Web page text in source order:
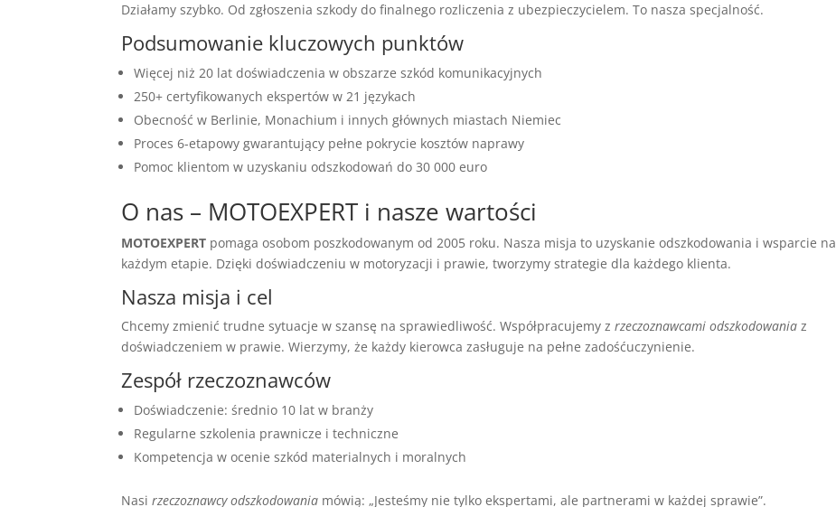
Działamy szybko. Od zgłoszenia szkody do finalnego rozliczenia z ubezpieczycielem. To nasza specjalność.
Podsumowanie kluczowych punktów
Więcej niż 20 lat doświadczenia w obszarze szkód komunikacyjnych
250+ certyfikowanych ekspertów w 21 językach
Obecność w Berlinie, Monachium i innych głównych miastach Niemiec
Proces 6-etapowy gwarantujący pełne pokrycie kosztów naprawy
Pomoc klientom w uzyskaniu odszkodowań do 30 000 euro
O nas – MOTOEXPERT i nasze wartości
MOTOEXPERT pomaga osobom poszkodowanym od 2005 roku. Nasza misja to uzyskanie odszkodowania i wsparcie na
każdym etapie. Dzięki doświadczeniu w motoryzacji i prawie, tworzymy strategie dla każdego klienta.
Nasza misja i cel
Chcemy zmienić trudne sytuacje w szansę na sprawiedliwość. Współpracujemy zrzeczoznawcami odszkodowania z
doświadczeniem w prawie. Wierzymy, że każdy kierowca zasługuje na pełne zadośćuczynienie.
Zespół rzeczoznawców
Doświadczenie: średnio 10 lat w branży
Regularne szkolenia prawnicze i techniczne
Kompetencja w ocenie szkód materialnych i moralnych
Nasirzeczoznawcy odszkodowania mówią: „Jesteśmy nie tylko ekspertami, ale partnerami w każdej sprawie”.